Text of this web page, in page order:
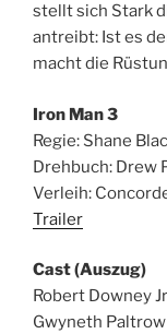
stellt sich Stark
antreibt: Ist es
macht die
Iron Man 3
Regie: Shane
Drehbuch: Drew
Verleih:
Trailer
Cast (Auszug)
Robert Downey
Gwyneth